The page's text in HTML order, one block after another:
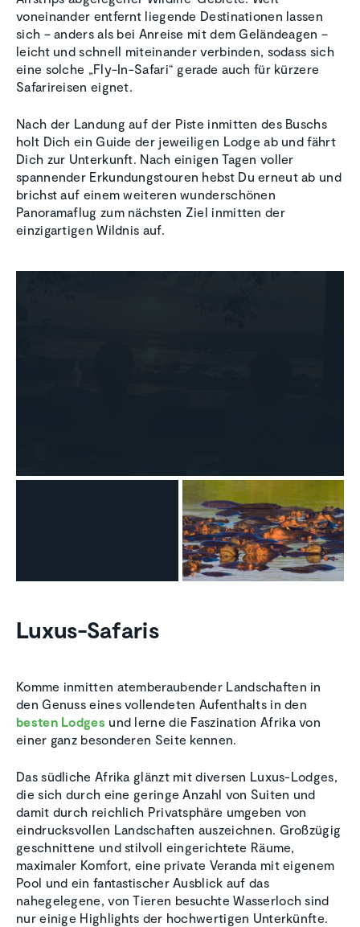
voneinander entfernt liegende Destinationen lassen
sich – anders als bei Anreise mit dem Geländeagen –
leicht und schnell miteinander verbinden, sodass sich
eine solche „Fly-In-Safari“ gerade auch für kürzere
Safarireisen eignet.
Nach der Landung auf der Piste inmitten des Buschs
holt Dich ein Guide der jeweiligen Lodge ab und fährt
Dich zur Unterkunft. Nach einigen Tagen voller
spannender Erkundungstouren hebst Du erneut ab und
brichst auf einem weiteren wunderschönen
Panoramaflug zum nächsten Ziel inmitten der
einzigartigen Wildnis auf.
Luxus-Safaris
Komme inmitten atemberaubender Landschaften in
den Genuss eines vollendeten Aufenthalts in den
besten Lodges und lerne die Faszination Afrika von
einer ganz besonderen Seite kennen.
Das südliche Afrika glänzt mit diversen Luxus-Lodges,
die sich durch eine geringe Anzahl von Suiten und
damit durch reichlich Privatsphäre umgeben von
eindrucksvollen Landschaften auszeichnen. Großzügig
geschnittene und stilvoll eingerichtete Räume,
maximaler Komfort, eine private Veranda mit eigenem
Pool und ein fantastischer Ausblick auf das
nahegelegene, von Tieren besuchte Wasserloch sind
nur einige Highlights der hochwertigen Unterkünfte.